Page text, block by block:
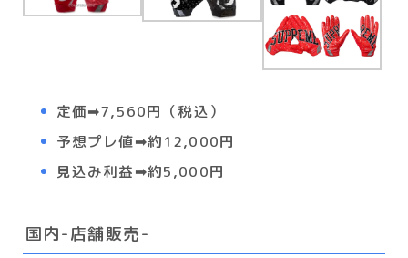
定価➡7,560円（税込）
予想プレ値➡約12,000円
見込み利益➡約5,000円
国内-店舗販売-